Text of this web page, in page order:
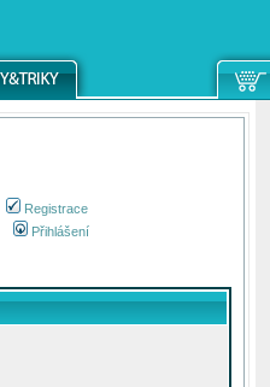
Registrace
Přihlášení